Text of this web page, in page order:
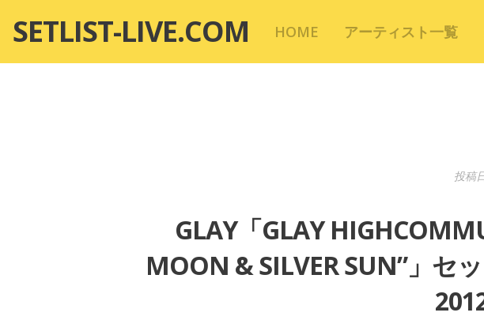
テ
SETLIST-LIVE.COM HOME アーティスト一覧
投稿
GLAY「GLAY
MOON & SILVER SUN”」セ